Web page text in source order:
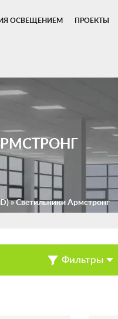
ОСВЕЩЕНИЕМ ПРОЕКТЫ
»Светильники Армстронг
Фильтры